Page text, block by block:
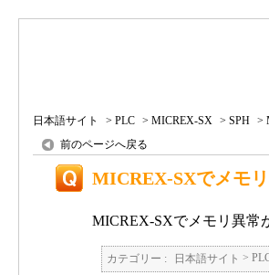
日本語サイト > PLC > MICREX-SX > SPH >
前のページへ戻る
MICREX-SXでメモ
MICREX-SXでメモリ異常
カテゴリー : 日本語サイト >